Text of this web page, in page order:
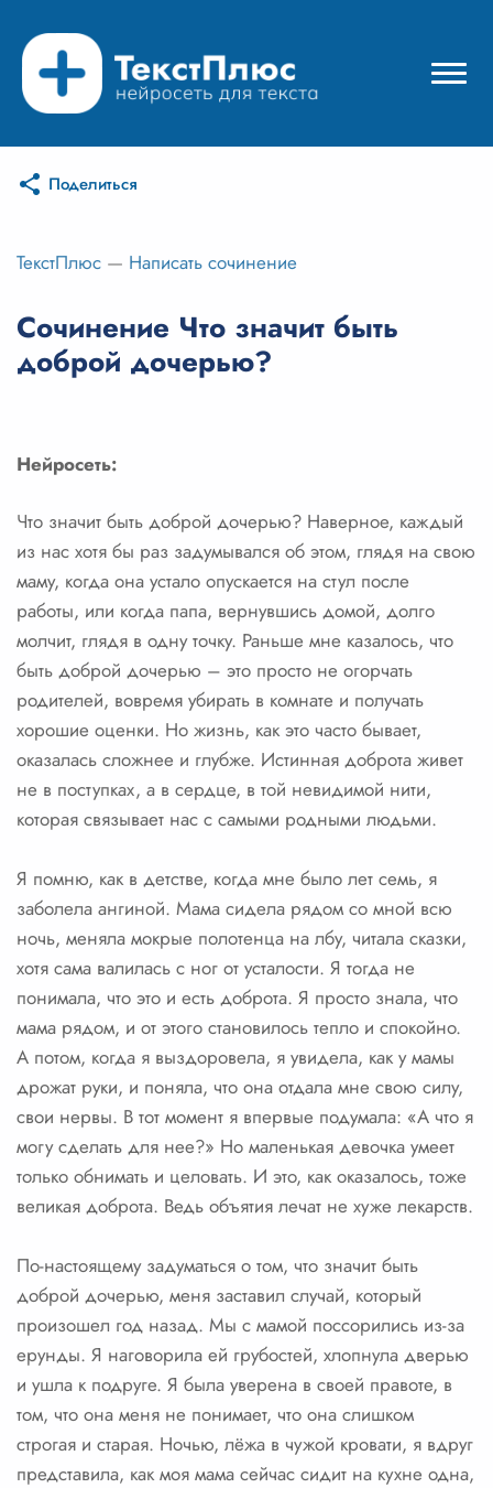
Режимы нейросети
Цены
Вход
Вход с Telegram
Поделиться
ТекстПлюс — Написать сочинение
Сочинение Что значит быть
доброй дочерью?
Нейросеть:
Что значит быть доброй дочерью? Наверное, каждый
из нас хотя бы раз задумывался об этом, глядя на свою
маму, когда она устало опускается на стул после
работы, или когда папа, вернувшись домой, долго
молчит, глядя в одну точку. Раньше мне казалось, что
быть доброй дочерью – это просто не огорчать
родителей, вовремя убирать в комнате и получать
хорошие оценки. Но жизнь, как это часто бывает,
оказалась сложнее и глубже. Истинная доброта живет
не в поступках, а в сердце, в той невидимой нити,
которая связывает нас с самыми родными людьми.
Я помню, как в детстве, когда мне было лет семь, я
заболела ангиной. Мама сидела рядом со мной всю
ночь, меняла мокрые полотенца на лбу, читала сказки,
хотя сама валилась с ног от усталости. Я тогда не
понимала, что это и есть доброта. Я просто знала, что
мама рядом, и от этого становилось тепло и спокойно.
А потом, когда я выздоровела, я увидела, как у мамы
дрожат руки, и поняла, что она отдала мне свою силу,
свои нервы. В тот момент я впервые подумала: «А что я
могу сделать для нее?» Но маленькая девочка умеет
только обнимать и целовать. И это, как оказалось, тоже
великая доброта. Ведь объятия лечат не хуже лекарств.
По-настоящему задуматься о том, что значит быть
доброй дочерью, меня заставил случай, который
произошел год назад. Мы с мамой поссорились из-за
ерунды. Я наговорила ей грубостей, хлопнула дверью
и ушла к подруге. Я была уверена в своей правоте, в
том, что она меня не понимает, что она слишком
строгая и старая. Ночью, лёжа в чужой кровати, я вдруг
представила, как моя мама сейчас сидит на кухне одна,